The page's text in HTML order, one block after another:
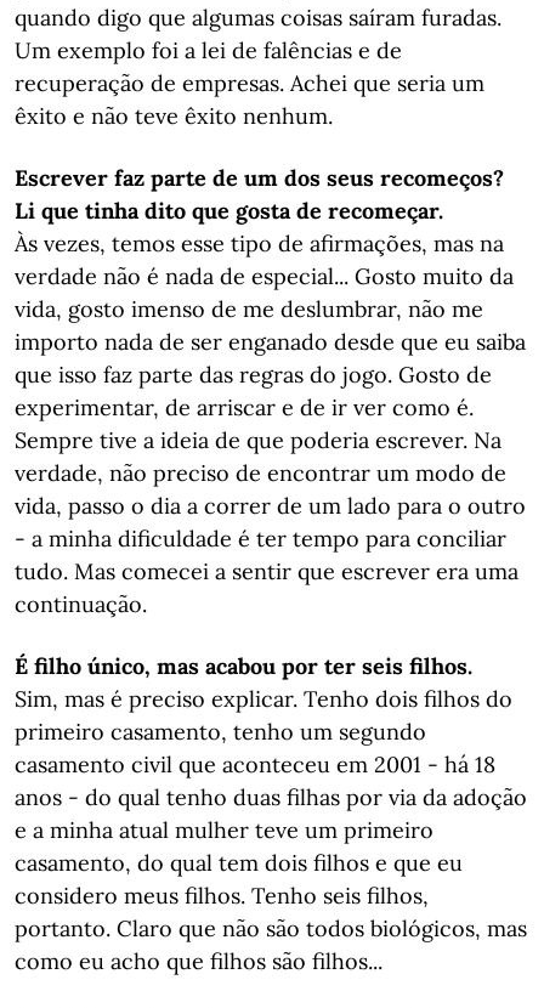
quando digo que algumas coisas saíram furadas.
Um exemplo foi a lei de falências e de
recuperação de empresas. Achei que seria um
êxito e não teve êxito nenhum.
Escrever faz parte de um dos seus recomeços?
Li que tinha dito que gosta de recomeçar.
​​​​​​​Às vezes, temos esse tipo de afirmações, mas na
verdade não é nada de especial... Gosto muito da
vida, gosto imenso de me deslumbrar, não me
importo nada de ser enganado desde que eu saiba
que isso faz parte das regras do jogo. Gosto de
experimentar, de arriscar e de ir ver como é.
Sempre tive a ideia de que poderia escrever. Na
verdade, não preciso de encontrar um modo de
vida, passo o dia a correr de um lado para o outro
- a minha dificuldade é ter tempo para conciliar
tudo. Mas comecei a sentir que escrever era uma
continuação.
É filho único, mas acabou por ter seis filhos.
​​​​​​​Sim, mas é preciso explicar. Tenho dois filhos do
primeiro casamento, tenho um segundo
casamento civil que aconteceu em 2001 - há 18
anos - do qual tenho duas filhas por via da adoção
e a minha atual mulher teve um primeiro
casamento, do qual tem dois filhos e que eu
considero meus filhos. Tenho seis filhos,
portanto. Claro que não são todos biológicos, mas
como eu acho que filhos são filhos...